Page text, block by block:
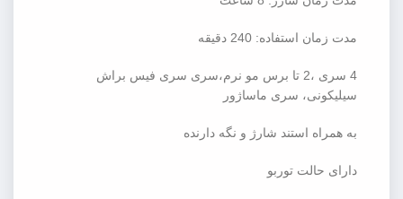
مدت زمان استفاده: 240 دقیقه
4 سری ،2 تا برس مو نرم،سری سری فیس براش
سیلیکونی، سری ماساژور
به همراه استند شارژ و نگه دارنده
دارای حالت توربو